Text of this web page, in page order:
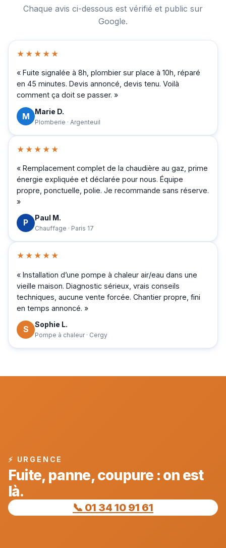
Chaque avis ci-dessous est vérifié et public sur
Google.
★★★★★
« Fuite signalée à 8h, plombier sur place à 10h, réparé
en 45 minutes. Devis annoncé, devis tenu. Voilà
comment ça doit se passer. »
M Marie D.
Plomberie · Argenteuil
★★★★★
« Remplacement complet de la chaudière au gaz, prime
énergie expliquée et déclarée pour nous. Équipe
propre, ponctuelle, polie. Je recommande sans réserve.
»
P Paul M.
Chauffage · Paris 17
★★★★★
« Installation d’une pompe à chaleur air/eau dans une
vieille maison. Diagnostic sérieux, vrais conseils
techniques, aucune vente forcée. Chantier propre, fini
en temps annoncé. »
S Sophie L.
Pompe à chaleur · Cergy
⚡ URGENCE
Fuite, panne, coupure : on est
là.
📞 01 34 10 91 61